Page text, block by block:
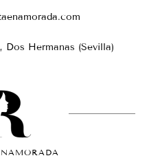
Dos Hermanas (Sevilla)